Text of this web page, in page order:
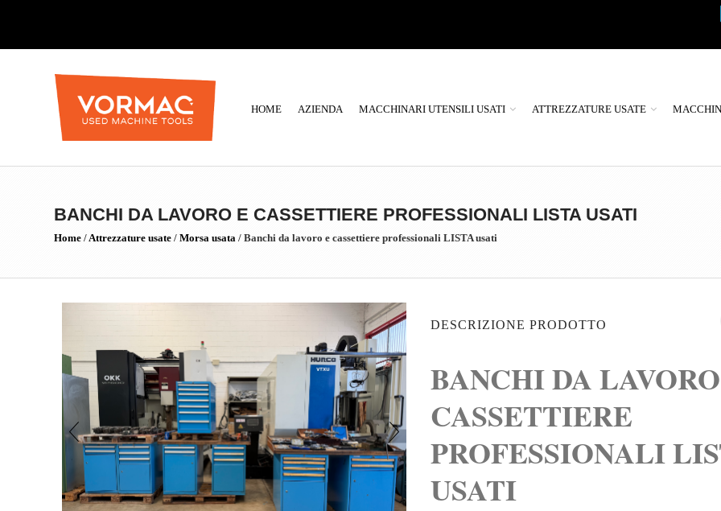
HOME AZIENDA MACCHINARI UTENSILI USATI ATTREZZATURE USATE
BANCHI DA LAVORO E CASSETTIERE PROFESSIONALI LISTA USATI
Home /Attrezzature usate / Morsa usata / Banchi da lavoro e cassettiere professionali LISTA usati
DESCRIZIONE PRODOTTO
BANCHI DA
CASSETTIERE
PROFESSIONALI
USATI